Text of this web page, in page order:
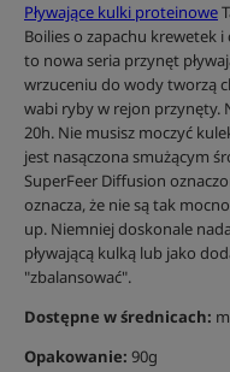
Pływające kulki proteinowe
Boilies o zapachu krewetek
to nowa seria przynęt
wrzuceniu do wody tworzą
wabi ryby w rejon przynęty.
20h. Nie musisz moczyć
jest nasączona smużącym
SuperFeer Diffusion
oznacza, że nie są tak
up. Niemniej doskonale
pływającą kulką lub jako
"zbalansować".
Dostępne w średnicach:
Opakowanie: 90g